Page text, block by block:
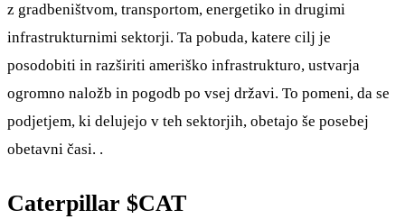
z gradbeništvom, transportom, energetiko in drugimi
infrastrukturnimi sektorji. Ta pobuda, katere cilj je
posodobiti in razširiti ameriško infrastrukturo, ustvarja
ogromno naložb in pogodb po vsej državi. To pomeni, da se
podjetjem, ki delujejo v teh sektorjih, obetajo še posebej
obetavni časi. .
Caterpillar $CAT